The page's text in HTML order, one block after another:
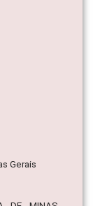
Gerais